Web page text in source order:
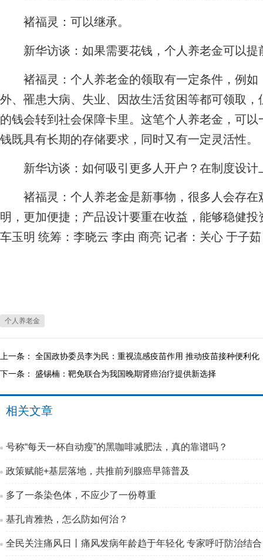
褚福灵： 可以继承。
新华访谈：如果需要花钱，个人养老金可以
褚福灵： 个人养老金的领取有一定条件，例
外、罹患大病、失业、因故生活贫困等都可领取
的钱会转到社会保障卡里。这笔个人养老金，可
钱既具有长期的存储要求，同时又有一定灵活性。
新华访谈：如何吸引更多人开户？在制度设
褚福灵： 个人养老金是新事物，很多人会存
明，更加便捷；产品设计要重在收益，能够稳健
车玉明 统筹：李晓云 李由 商亮 记者：关心 于子
个人养老金
上一条： 全国政协委员李为民：重视流感疫苗作用 推动疫苗接种便利化
下一条： 盛锡楠：靶免联合为我国晚期肾癌治疗提供新选择
相关文章
号称“每天一杯自动瘦”的黑咖啡减肥法，真的靠谱吗？
政策赋能+基层落地，共推前列腺癌早筛普及
多了一条染色体，不应少了一份尊重
基孔肯雅热，怎么防如何治？
全民关注痛风日丨痛风发病年龄趋于年轻化 专家呼吁防治结合